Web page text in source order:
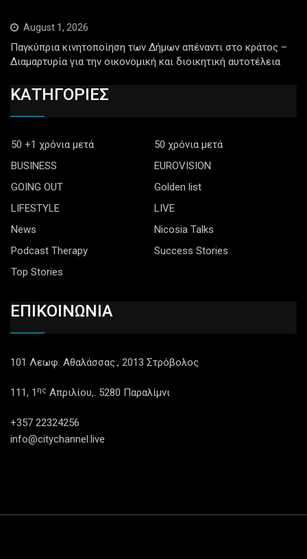
August 1, 2026
Παγκύπρια κινητοποίηση των Δήμων απέναντι στο κράτος –
Διαμαρτυρία για την οικονομική και διοικητική αυτοτέλεια
ΚΑΤΗΓΟΡΙΕΣ
50 +1 χρόνια μετά
50 χρόνια μετά
BUSINESS
EUROVISION
GOING OUT
Golden list
LIFESTYLE
LIVE
News
Nicosia Talks
Podcast Therapy
Success Stories
Top Stories
ΕΠΙΚΟΙΝΩΝΙΑ
101 Λεωφ. Αθαλάσσας., 2013 Στρόβολος
111, 1 ης Απριλίου,. 5280 Παραλίμνι
+357 22324256
info@citychannel.live